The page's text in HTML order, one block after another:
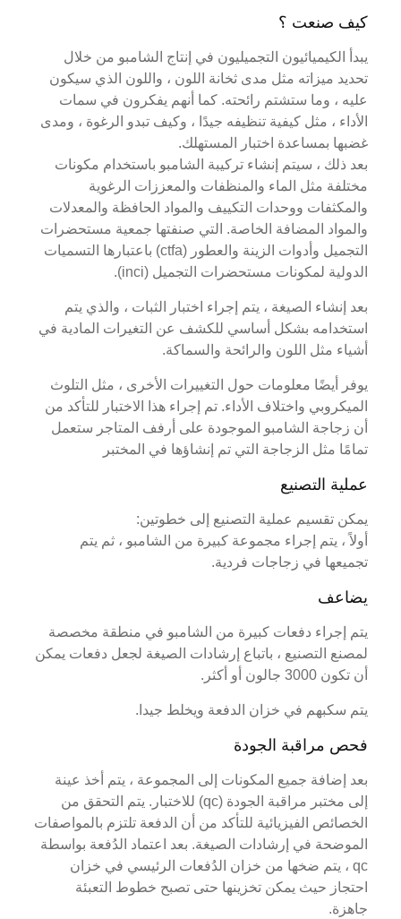
كيف صنعت ؟
يبدأ الكيميائيون التجميليون في إنتاج الشامبو من خلال
تحديد ميزاته مثل مدى ثخانة اللون ، واللون الذي سيكون
عليه ، وما ستشتم رائحته. كما أنهم يفكرون في سمات
الأداء ، مثل كيفية تنظيفه جيدًا ، وكيف تبدو الرغوة ، ومدى
غضبها بمساعدة اختبار المستهلك.
بعد ذلك ، سيتم إنشاء تركيبة الشامبو باستخدام مكونات
مختلفة مثل الماء والمنظفات والمعززات الرغوية
والمكثفات ووحدات التكييف والمواد الحافظة والمعدلات
والمواد المضافة الخاصة. التي صنفتها جمعية مستحضرات
التجميل وأدوات الزينة والعطور (ctfa) باعتبارها التسميات
الدولية لمكونات مستحضرات التجميل (inci).
بعد إنشاء الصيغة ، يتم إجراء اختبار الثبات ، والذي يتم
استخدامه بشكل أساسي للكشف عن التغيرات المادية في
أشياء مثل اللون والرائحة والسماكة.
يوفر أيضًا معلومات حول التغييرات الأخرى ، مثل التلوث
الميكروبي واختلاف الأداء. تم إجراء هذا الاختبار للتأكد من
أن زجاجة الشامبو الموجودة على أرفف المتاجر ستعمل
تمامًا مثل الزجاجة التي تم إنشاؤها في المختبر
عملية التصنيع
يمكن تقسيم عملية التصنيع إلى خطوتين:
أولاً ، يتم إجراء مجموعة كبيرة من الشامبو ، ثم يتم
تجميعها في زجاجات فردية.
يضاعف
يتم إجراء دفعات كبيرة من الشامبو في منطقة مخصصة
لمصنع التصنيع ، باتباع إرشادات الصيغة لجعل دفعات يمكن
أن تكون 3000 جالون أو أكثر.
يتم سكبهم في خزان الدفعة ويخلط جيدا.
فحص مراقبة الجودة
بعد إضافة جميع المكونات إلى المجموعة ، يتم أخذ عينة
إلى مختبر مراقبة الجودة (qc) للاختبار. يتم التحقق من
الخصائص الفيزيائية للتأكد من أن الدفعة تلتزم بالمواصفات
الموضحة في إرشادات الصيغة. بعد اعتماد الدُفعة بواسطة
qc ، يتم ضخها من خزان الدُفعات الرئيسي في خزان
احتجاز حيث يمكن تخزينها حتى تصبح خطوط التعبئة
جاهزة.